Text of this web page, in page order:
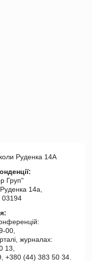
Руденка 14А
Груп"
14а,
03194
00,
журналах:
13,
+380 (44) 383 50 34.